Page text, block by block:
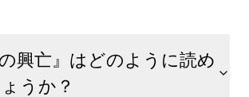
の興亡』はどのように読め
うか？